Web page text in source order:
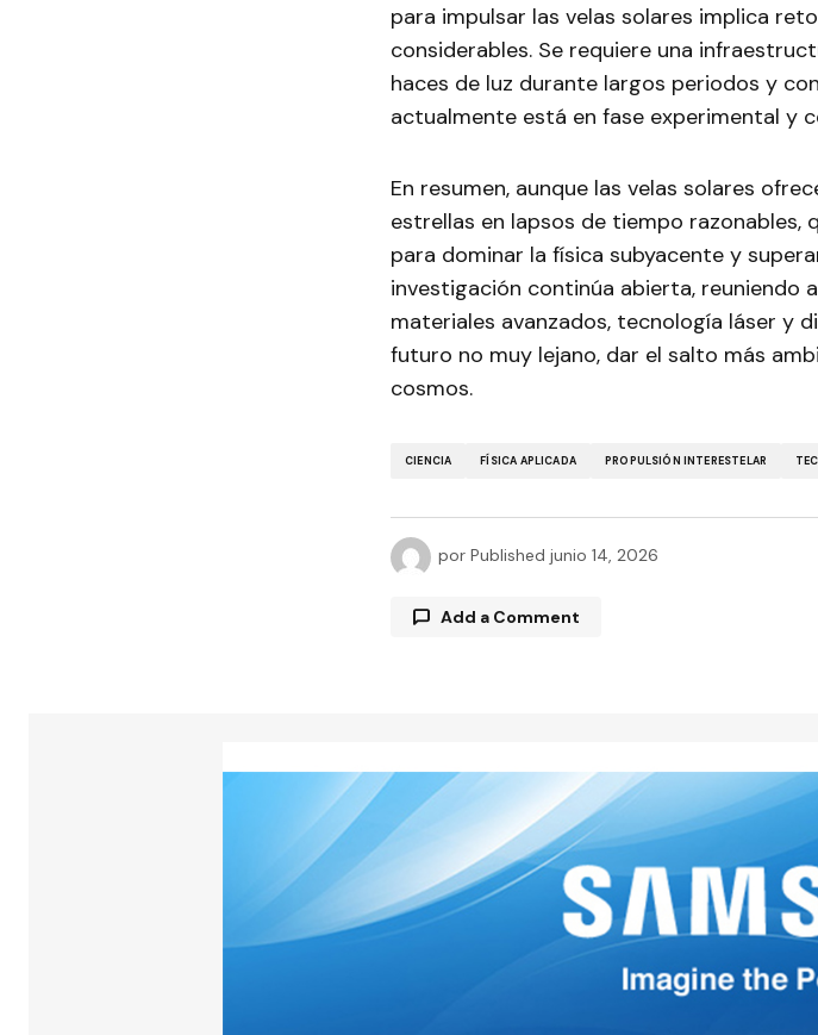
para impulsar las velas solares implica
considerables. Se requiere una
haces de luz durante largos periodos y
actualmente está en fase experimental y
En resumen, aunque las velas solares
estrellas en lapsos de tiempo razonables,
para dominar la física subyacente y
investigación continúa abierta, reuniendo
materiales avanzados, tecnología láser y
futuro no muy lejano, dar el salto más
cosmos.
CIENCIA FÍSICA APLICADA PROPULSIÓN INTERESTELAR
por Published junio 14, 2026
Add a Comment
*